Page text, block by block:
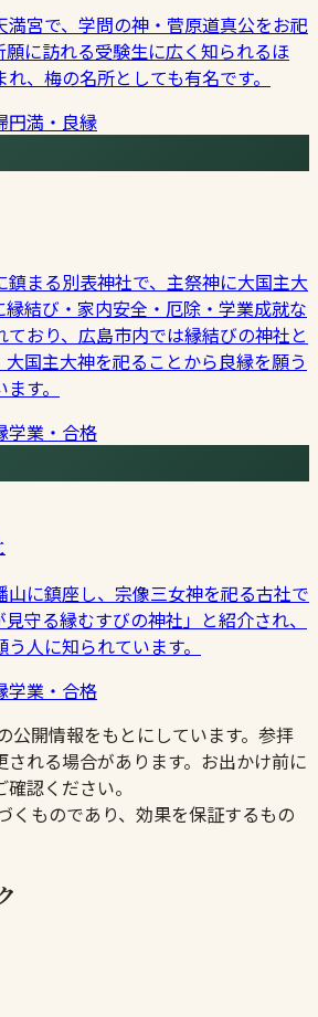
宮で、学問の神・菅原道真公をお祀
願に訪れる受験生に広く知られるほ
、梅の名所としても有名です。
円満・良縁
まる別表神社で、主祭神に大国主大
結び・家内安全・厄除・学業成就な
ており、広島市内では縁結びの神社と
大国主大神を祀ることから良縁を願う
す。
学業・合格
に鎮座し、宗像三女神を祀る古社で
守る縁むすびの神社」と紹介され、
人に知られています。
学業・合格
公開情報をもとにしています。参拝
れる場合があります。お出かけ前に
認ください。
くものであり、効果を保証するもの